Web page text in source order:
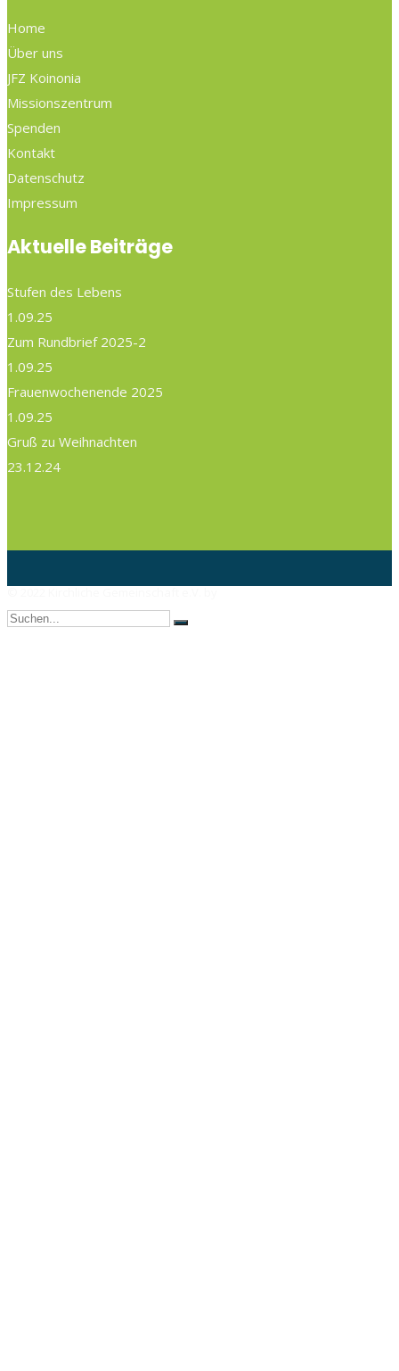
Home
Über uns
JFZ Koinonia
Missionszentrum
Spenden
Kontakt
Datenschutz
Impressum
Aktuelle Beiträge
Stufen des Lebens
1.09.25
Zum Rundbrief 2025-2
1.09.25
Frauenwochenende 2025
1.09.25
Gruß zu Weihnachten
23.12.24